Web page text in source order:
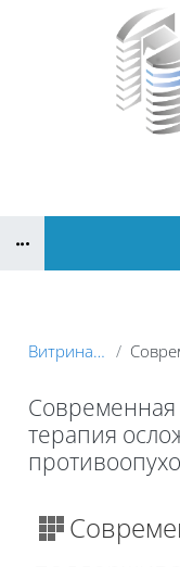
Перейти к основному
Витрина курсов 3KL
терапия